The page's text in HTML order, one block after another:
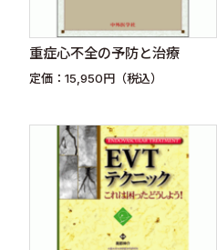
重症心不全の予防と治療
定価：15,950円（税込）